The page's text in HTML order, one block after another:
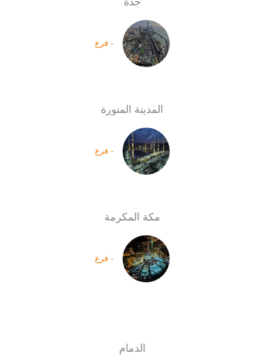
- فرع
المدينة المنورة
- فرع
مكة المكرمة
- فرع
الدمام